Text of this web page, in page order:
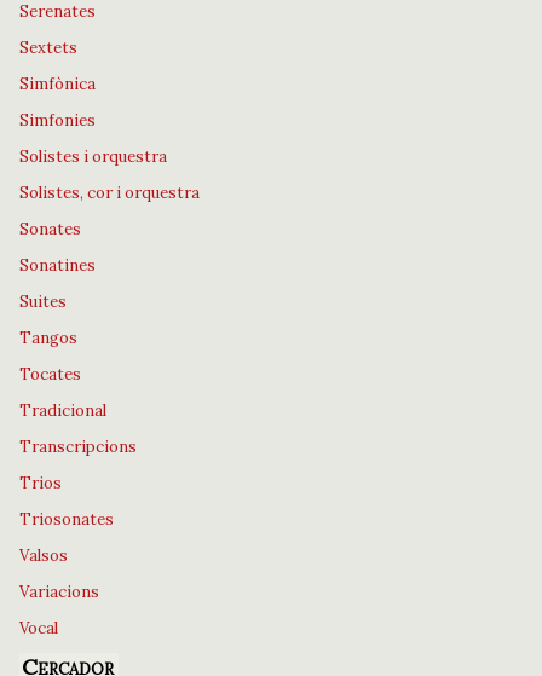
Serenates
Sextets
Simfònica
Simfonies
Solistes i orquestra
Solistes, cor i orquestra
Sonates
Sonatines
Suites
Tangos
Tocates
Tradicional
Transcripcions
Trios
Triosonates
Valsos
Variacions
Vocal
Cercador